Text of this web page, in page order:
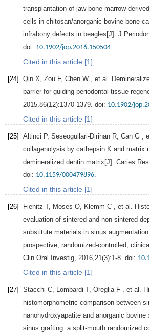
transplantation of jaw bone marrow-
cells in chitosan/anorganic bovine bone
infrabony defects in beagles[J]. J
doi: 10.1902/jop.2016.150504
Cited in this article [1]
[24] Qin X Zou F, Chen W , et al.
barrier for guiding periodontal tissue
2015 86(12):1370-1379. doi: 10.1902/
Cited in this article [1]
[25] Altinci P, Seseogullari-Dirihan R Can G ,
collagenolysis by cathepsin K and matrix
demineralized dentin matrix[J]. Caries Res
doi: 10.1159/000479896
Cited in this article [1]
[26] Fienitz T, Moses O Klemm C , et al.
evaluation of sintered and non-sintered
substitute materials in sinus
prospective, randomized-controlled,
Clin Oral Investig 2016 21(3):1-8. doi:
Cited in this article [1]
[27] Stacchi C Lombardi T, Oreglia F , et al.
histomorphometric comparison between
nanohydroxyapatite and anorganic
sinus grafting: a split-mouth randomized